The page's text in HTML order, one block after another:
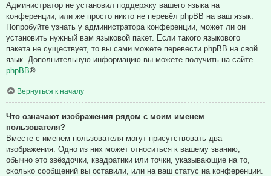
Администратор не установил поддержку вашего языка на
конференции, или же просто никто не перевёл phpBB на ваш язык.
Попробуйте узнать у администратора конференции, может ли он
установить нужный вам языковой пакет. Если такого языкового
пакета не существует, то вы сами можете перевести phpBB на свой
язык. Дополнительную информацию вы можете получить на сайте
phpBB®.
Вернуться к началу
Что означают изображения рядом с моим именем
пользователя?
Вместе с именем пользователя могут присутствовать два
изображения. Одно из них может относиться к вашему званию,
обычно это звёздочки, квадратики или точки, указывающие на то,
сколько сообщений вы оставили, или на ваш статус на конференции.